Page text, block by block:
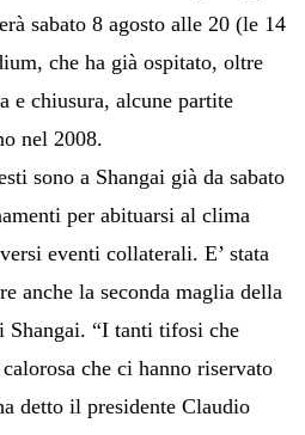
sabato 8 agosto alle 20 (le 14
che ha già ospitato, oltre
e chiusura, alcune partite
nel 2008.
sono a Shangai già da sabato
per abituarsi al clima
eventi collaterali. E’ stata
anche la seconda maglia della
Shangai. “I tanti tifosi che
che ci hanno riservato
detto il presidente Claudio